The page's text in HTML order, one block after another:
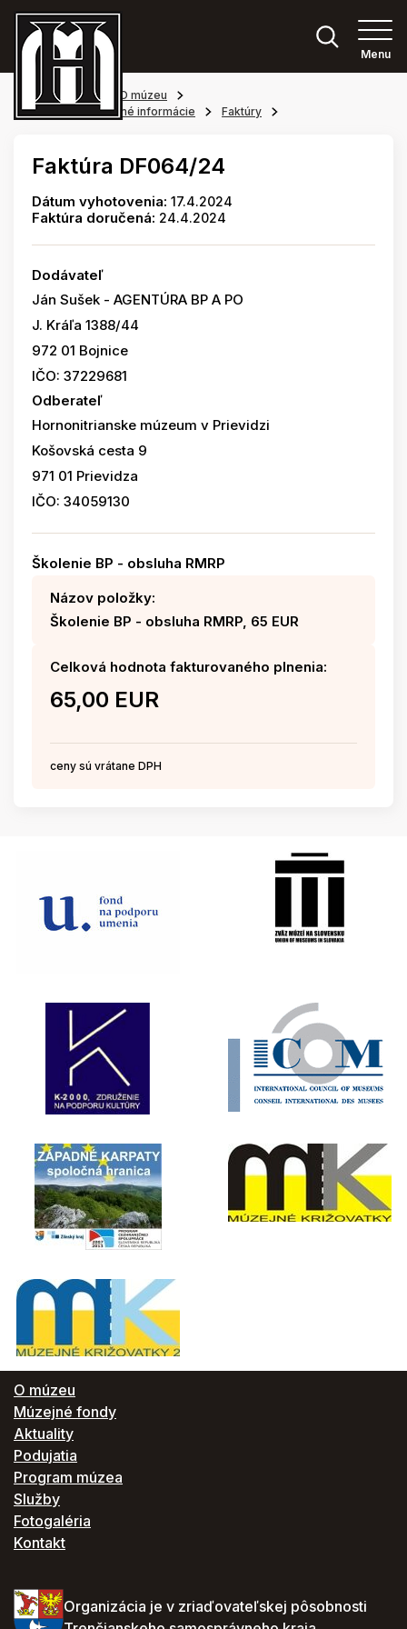
Menu
Hlavná stránka
O múzeu
Povinne zverejňované informácie
Faktúry
Faktúra DF064/24
Dátum vyhotovenia: 17.4.2024
Faktúra doručená: 24.4.2024
Dodávateľ
Ján Sušek - AGENTÚRA BP A PO
J. Kráľa 1388/44
972 01 Bojnice
IČO: 37229681
Odberateľ
Hornonitrianske múzeum v Prievidzi
Košovská cesta 9
971 01 Prievidza
IČO: 34059130
Školenie BP - obsluha RMRP
Názov položky:
Školenie BP - obsluha RMRP, 65 EUR
Celková hodnota fakturovaného plnenia:
65,00 EUR
ceny sú vrátane DPH
O múzeu
Múzejné fondy
Aktuality
Podujatia
Program múzea
Služby
Fotogaléria
Kontakt
Organizácia je v zriaďovateľskej pôsobnosti